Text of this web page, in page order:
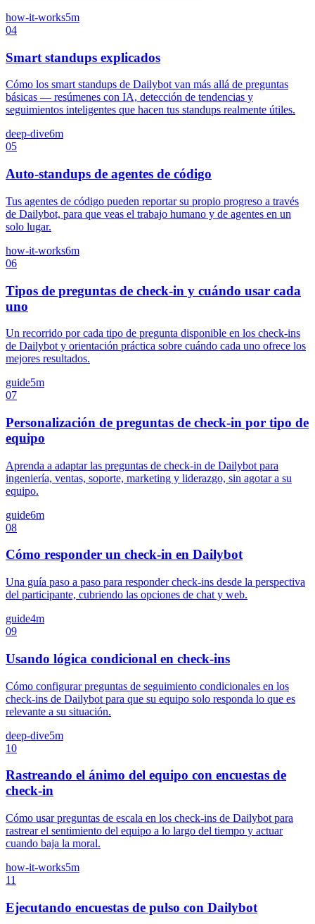
how-it-works5m
04
Smart standups explicados
Cómo los smart standups de Dailybot van más allá de preguntas
básicas — resúmenes con IA, detección de tendencias y
seguimientos inteligentes que hacen tus standups realmente útiles.
deep-dive6m
05
Auto-standups de agentes de código
Tus agentes de código pueden reportar su propio progreso a través
de Dailybot, para que veas el trabajo humano y de agentes en un
solo lugar.
how-it-works6m
06
Tipos de preguntas de check-in y cuándo usar cada
uno
Un recorrido por cada tipo de pregunta disponible en los check-ins
de Dailybot y orientación práctica sobre cuándo cada uno ofrece los
mejores resultados.
guide5m
07
Personalización de preguntas de check-in por tipo de
equipo
Aprenda a adaptar las preguntas de check-in de Dailybot para
ingeniería, ventas, soporte, marketing y liderazgo, sin agotar a su
equipo.
guide6m
08
Cómo responder un check-in en Dailybot
Una guía paso a paso para responder check-ins desde la perspectiva
del participante, cubriendo las opciones de chat y web.
guide4m
09
Usando lógica condicional en check-ins
Cómo configurar preguntas de seguimiento condicionales en los
check-ins de Dailybot para que su equipo solo responda lo que es
relevante a su situación.
deep-dive5m
10
Rastreando el ánimo del equipo con encuestas de
check-in
Cómo usar preguntas de escala en los check-ins de Dailybot para
rastrear el sentimiento del equipo a lo largo del tiempo y actuar
cuando baja la moral.
how-it-works5m
11
Ejecutando encuestas de pulso con Dailybot